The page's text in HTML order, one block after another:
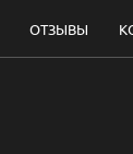
ОТЗЫВЫ